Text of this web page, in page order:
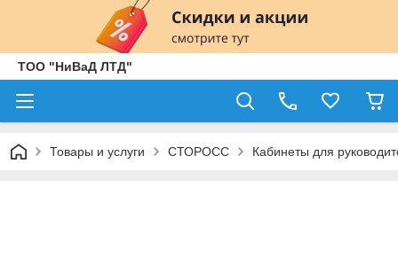
ТОО "НиВаД ЛТД"
Товары и услуги СТОРОСС Кабинеты для